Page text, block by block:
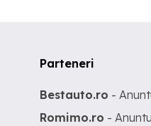
Parteneri
Bestauto.ro -
Romimo.ro -